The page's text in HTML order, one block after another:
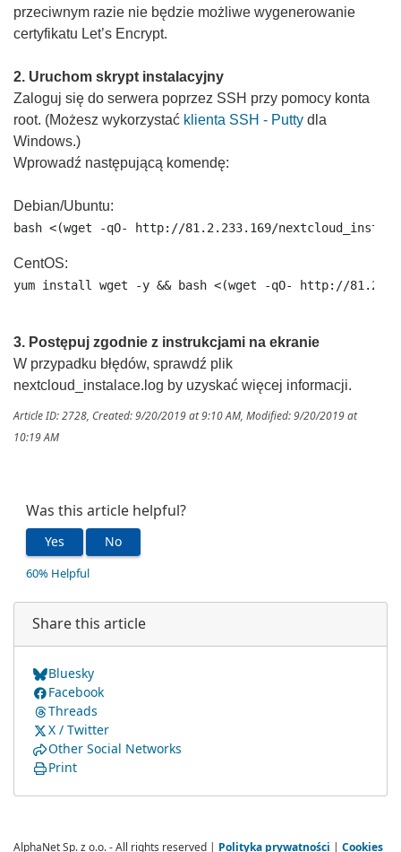
przeciwnym razie nie będzie możliwe wygenerowanie
certyfikatu Let’s Encrypt.
2. Uruchom skrypt instalacyjny
Zaloguj się do serwera poprzez SSH przy pomocy konta
root. (Możesz wykorzystać klienta SSH - Putty dla
Windows.)
Wprowadź następującą komendę:
Debian/Ubuntu:
bash <(wget -qO- http://81.2.233.169/
CentOS:
yum install wget -y && bash <(wget -qO- http://
3. Postępuj zgodnie z instrukcjami na ekranie
W przypadku błędów, sprawdź plik
nextcloud_instalace.log by uzyskać więcej informacji.
Article ID: 2728, Created: 9/20/2019 at 9:10 AM, Modified: 9/20/2019 at
10:19 AM
Was this article helpful?
Yes No
60% Helpful
Share this article
Bluesky
Facebook
Threads
X / Twitter
Other Social Networks
Print
AlphaNet Sp. z o.o. - All rights reserved | Polityka prywatności Cookies